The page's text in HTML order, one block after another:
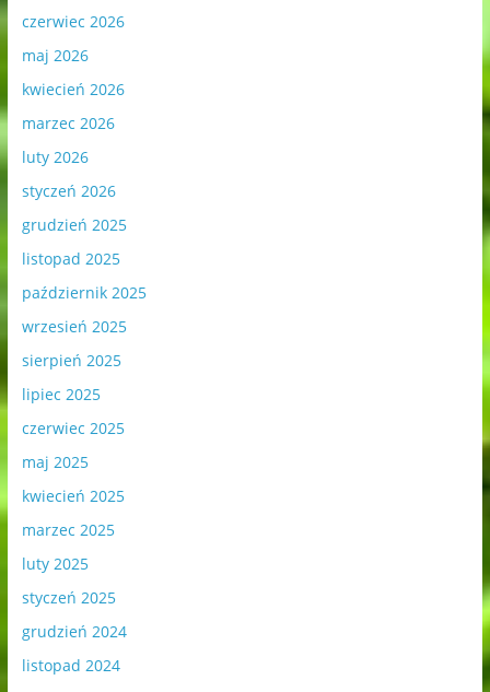
czerwiec 2026
maj 2026
kwiecień 2026
marzec 2026
luty 2026
styczeń 2026
grudzień 2025
listopad 2025
październik 2025
wrzesień 2025
sierpień 2025
lipiec 2025
czerwiec 2025
maj 2025
kwiecień 2025
marzec 2025
luty 2025
styczeń 2025
grudzień 2024
listopad 2024